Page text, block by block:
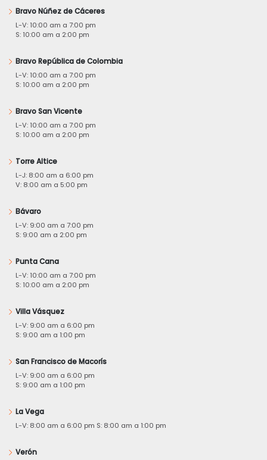
Bravo Núñez de Cáceres
L-V: 10:00 am a 7:00 pm
S: 10:00 am a 2:00 pm
Bravo República de Colombia
L-V: 10:00 am a 7:00 pm
S: 10:00 am a 2:00 pm
Bravo San Vicente
L-V: 10:00 am a 7:00 pm
S: 10:00 am a 2:00 pm
Torre Altice
L-J: 8:00 am a 6:00 pm
V: 8:00 am a 5:00 pm
Bávaro
L-V: 9:00 am a 7:00 pm
S: 9:00 am a 2:00 pm
Punta Cana
L-V: 10:00 am a 7:00 pm
S: 10:00 am a 2:00 pm
Villa Vásquez
L-V: 9:00 am a 6:00 pm
S: 9:00 am a 1:00 pm
San Francisco de Macorís
L-V: 9:00 am a 6:00 pm
S: 9:00 am a 1:00 pm
La Vega
L-V: 8:00 am a 6:00 pm S: 8:00 am a 1:00 pm
Verón